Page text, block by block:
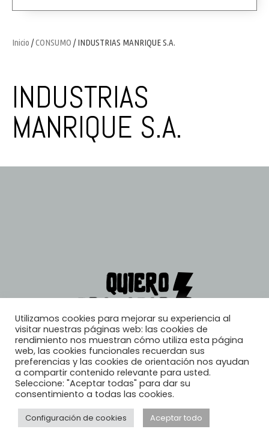
Inicio /CONSUMO / INDUSTRIAS MANRIQUE S.A.
INDUSTRIAS
MANRIQUE S.A.
© 2026, Quiero Trabajar
Utilizamos cookies para mejorar su experiencia al
visitar nuestras páginas web: las cookies de
rendimiento nos muestran cómo utiliza esta página
web, las cookies funcionales recuerdan sus
preferencias y las cookies de orientación nos ayudan
a compartir contenido relevante para usted.
Seleccione: "Aceptar todas" para dar su
consentimiento a todas las cookies.
Configuración de cookies Aceptar todo